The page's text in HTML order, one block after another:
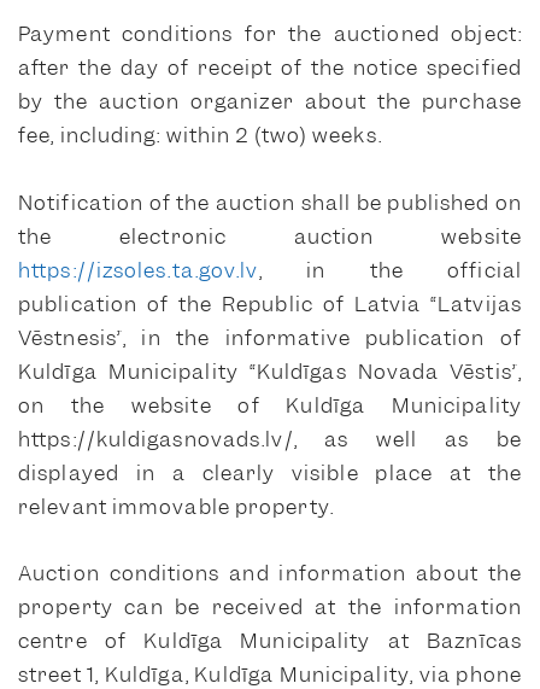
Payment conditions for the auctioned object:
after the day of receipt of the notice specified
by the auction organizer about the purchase
fee, including: within 2 (two) weeks.
Notification of the auction shall be published on
the electronic auction website
https://izsoles.ta.gov.lv, in the official
publication of the Republic of Latvia “Latvijas
Vēstnesis”, in the informative publication of
Kuldīga Municipality “Kuldīgas Novada Vēstis”,
on the website of Kuldīga Municipality
https://kuldigasnovads.lv/, as well as be
displayed in a clearly visible place at the
relevant immovable property.
Auction conditions and information about the
property can be received at the information
centre of Kuldīga Municipality at Baznīcas
street 1, Kuldīga, Kuldīga Municipality, via phone